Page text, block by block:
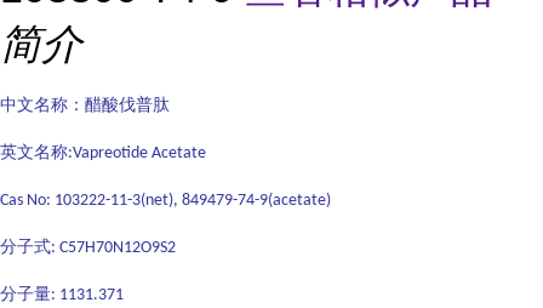
简介
中文名称：醋酸伐普肽
英文名称:Vapreotide Acetate
Cas No: 103222-11-3(net), 849479-74-9(acetate)
分子式: C57H70N12O9S2
分子量: 1131.371